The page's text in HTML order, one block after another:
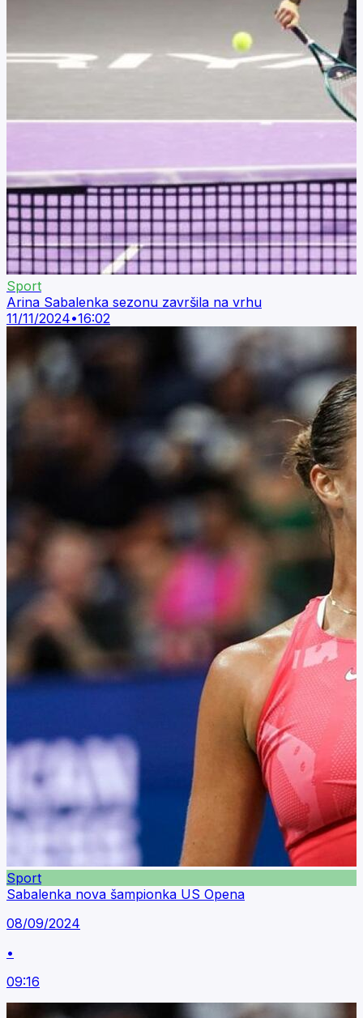
Sport
Arina Sabalenka sezonu završila na vrhu
11/11/2024•16:02
Sport
Sabalenka nova šampionka US Opena
08/09/2024
•
09:16